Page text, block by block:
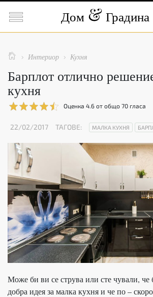
 Дом Градина
  Интериор  Кухня
Барплот отлично
кухня
Оценка 4.6 от общо 70 гласа
22/02/2017 ТАГОВЕ: МАЛКА КУХНЯ
Може би ви се струва или сте чували, че
добра идея за малка кухня и че по –